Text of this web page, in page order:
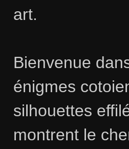
art.
Bienvenue
énigmes
silhouettes
montrent le